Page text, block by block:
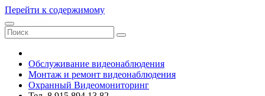
Перейти к содержимому
Обслуживание видеонаблюдения
Монтаж и ремонт видеонаблюдения
Охранный Видеомониторинг